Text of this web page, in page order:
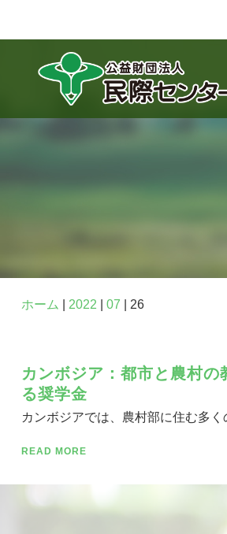
ホーム 2022 07 26
カンボジア：都市と農村の
る奨学金
カンボジアでは、農村部に住む多く
READ MORE